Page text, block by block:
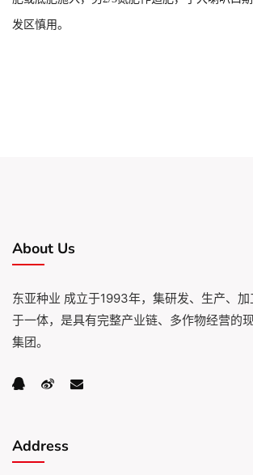
发区慎用。
About Us
东亚种业 成立于1993年，集研发、生产、
于一体，是具有完整产业链、多作物经营的
集团。
Address